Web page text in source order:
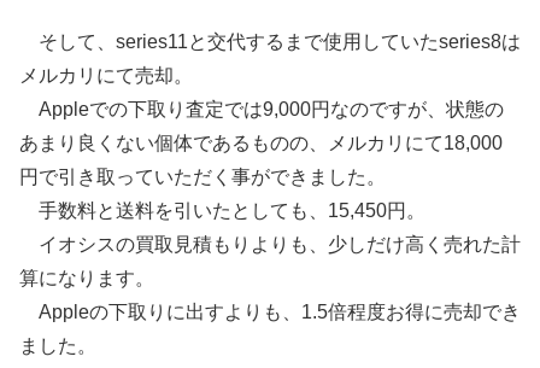
そして、series11と交代するまで使用していたseries8は
メルカリにて売却。
Appleでの下取り査定では9,000円なのですが、状態の
あまり良くない個体であるものの、メルカリにて18,000
円で引き取っていただく事ができました。
手数料と送料を引いたとしても、15,450円。
イオシスの買取見積もりよりも、少しだけ高く売れた計
算になります。
Appleの下取りに出すよりも、1.5倍程度お得に売却でき
ました。